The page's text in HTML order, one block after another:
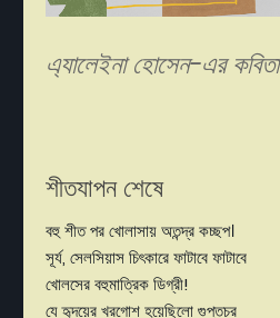
এ্যালেইনা হোসেন-এর কবিতা
শীতযাপন শেষে
বহু শীত পর খোলাসায় অতন্দ্র কচ্ছপ।
সূর্য, সেলসিয়াস চিৎকারে ফাটাবে ফাটাবে
খোলসের বহুমাত্রিক ডিগ্রী!
যে হৃদয়ের খরগোশ হয়েছিলো গুপ্তচর